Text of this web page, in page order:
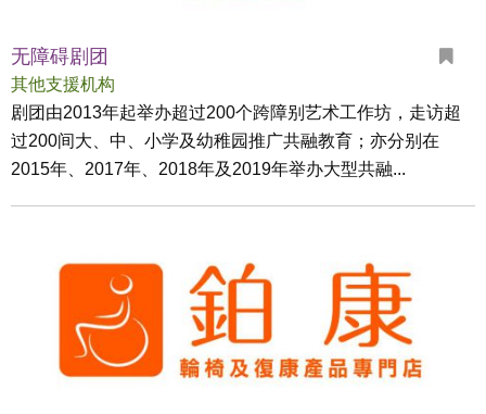
无障碍剧团
其他支援机构
剧团由2013年起举办超过200个跨障别艺术工作坊，走访超
过200间大、中、小学及幼稚园推广共融教育；亦分别在
2015年、2017年、2018年及2019年举办大型共融...